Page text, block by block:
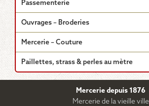
Passementerie
Ouvrages – Broderies
Mercerie – Couture
Paillettes, strass & perles au mètre
Mercerie depuis 1876
Mercerie de la vieille ville